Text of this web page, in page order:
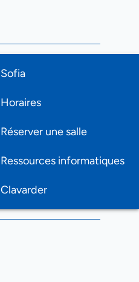
Sofia
Horaires
Réserver une salle
Ressources informatiques
Clavarder